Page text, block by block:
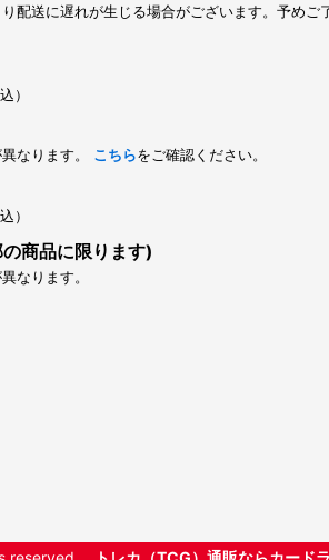
配送に遅れが生じる場合がございます。予めご
）
なります。 こちらをご確認ください。
）
商品に限ります)
なります。